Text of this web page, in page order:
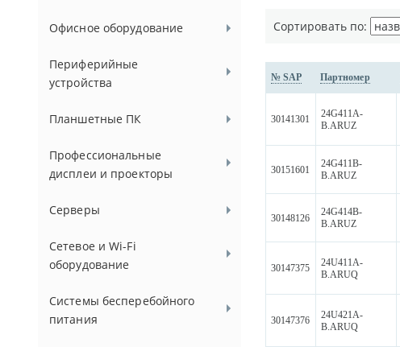
Офисное оборудование
Периферийные
устройства
Планшетные ПК
Профессиональные
дисплеи и проекторы
Серверы
Сетевое и Wi-Fi
оборудование
Системы бесперебойного
питания
Сортировать по:
№ SAP Партномер
30141301
24G411A-
B.ARUZ
30151601
24G411B-
B.ARUZ
30148126
24G414B-
B.ARUZ
30147375
24U411A-
B.ARUQ
30147376
24U421A-
B.ARUQ